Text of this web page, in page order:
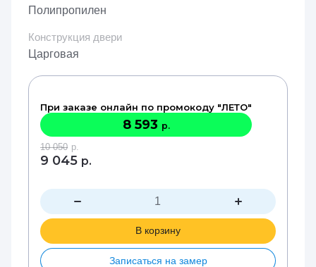
Полипропилен
Конструкция двери
Царговая
При заказе онлайн по промокоду "ЛЕТО"
8 593 р.
10 050 р.
9 045 р.
В корзину
Записаться на замер